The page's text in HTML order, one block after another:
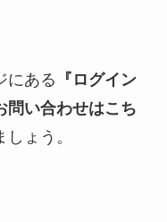
にある 『ログイン
問い合わせはこち
ょう。